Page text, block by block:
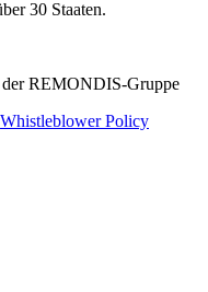
30 Staaten.
REMONDIS-Gruppe
Whistleblower Policy